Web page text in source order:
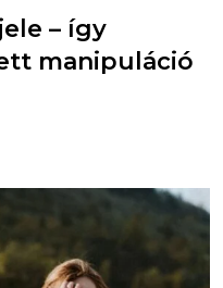
– így
manipuláció